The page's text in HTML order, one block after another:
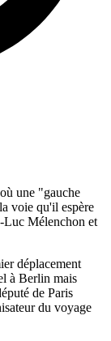
une "gauche
voie qu'il espère
Luc Mélenchon et
déplacement
à Berlin mais
de Paris
du voyage